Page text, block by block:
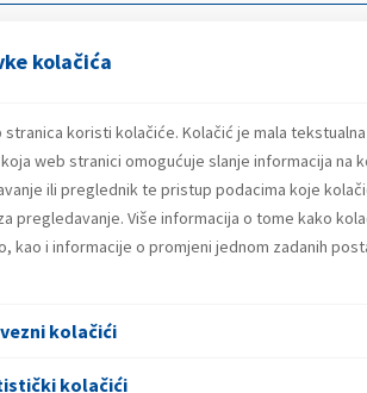
kolačića
stranica koristi kolačiće. Kolačić je mala
web stranici omogućuje slanje informacija na
ili preglednik te pristup podacima koje
pregledavanje. Više informacija o tome kako
kao i informacije o promjeni jednom zadanih
kolačići
kolačići